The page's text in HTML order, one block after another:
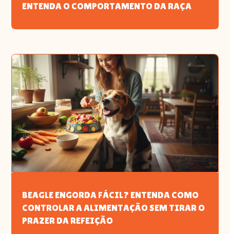
ENTENDA O COMPORTAMENTO DA RAÇA
BEAGLE ENGORDA FÁCIL? ENTENDA COMO
CONTROLAR A ALIMENTAÇÃO SEM TIRAR O
PRAZER DA REFEIÇÃO